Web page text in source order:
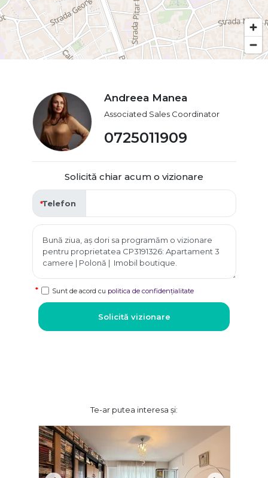
Andreea Manea
Associated Sales Coordinator
0725011909
Solicită chiar acum o vizionare
Telefon
Sunt de acord cu politica de confidențialitate
Solicită vizionare
Te-ar putea interesa și: